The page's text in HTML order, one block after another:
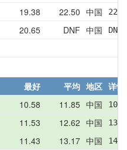
19.38 22.50 中国
20.65 DNF 中国
最好 平均 地区 详情
10.58 11.85 中国
11.53 12.62 中国
11.43 13.17 中国